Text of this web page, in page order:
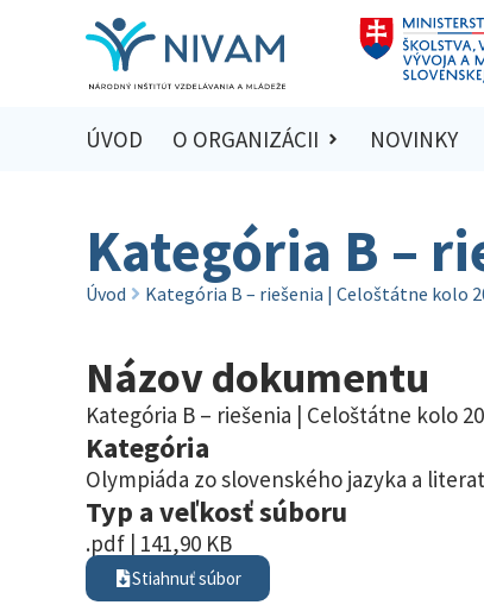
ÚVOD O ORGANIZÁCII NOVINKY
Kategória B –
Úvod Kategória B – riešenia | Celoštátne kolo
Názov dokumentu
Kategória B – riešenia | Celoštátne kolo
Kategória
Olympiáda zo slovenského jazyka a
Typ a veľkosť súboru
.pdf | 141,90 KB
Stiahnuť súbor